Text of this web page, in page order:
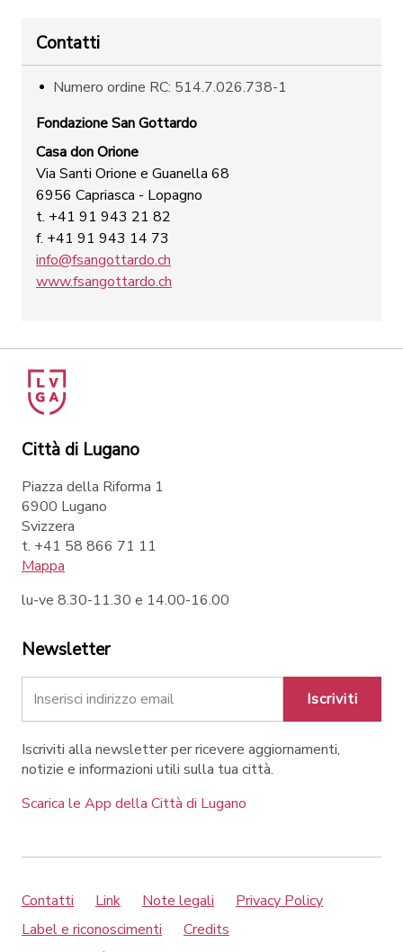
Contatti
Numero ordine RC: 514.7.026.738-1
Fondazione San Gottardo
Casa don Orione
Via Santi Orione e Guanella 68
6956 Capriasca - Lopagno
t. +41 91 943 21 82
f. +41 91 943 14 73
info@fsangottardo.ch
www.fsangottardo.ch
Città di Lugano
Piazza della Riforma 1
6900 Lugano
Svizzera
t. +41 58 866 71 11
Mappa
lu-ve 8.30-11.30 e 14.00-16.00
Newsletter
Iscriviti
Iscriviti alla newsletter per ricevere aggiornamenti,
notizie e informazioni utili sulla tua città.
Scarica le App della Città di Lugano
Contatti Link Note legali
Privacy Policy
Label e riconoscimenti
Credits